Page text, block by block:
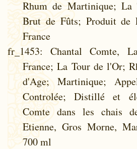
Rhum de Martinique;
Brut de Fûts; Produit de
France
fr_1453: Chantal Comte,
France; La Tour de l'Or;
d'Age; Martinique;
Controlée; Distillé et
Comte dans les chais
Etienne, Gros Morne,
700 ml